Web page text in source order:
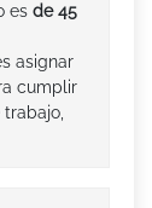
es de 45
asignar
cumplir